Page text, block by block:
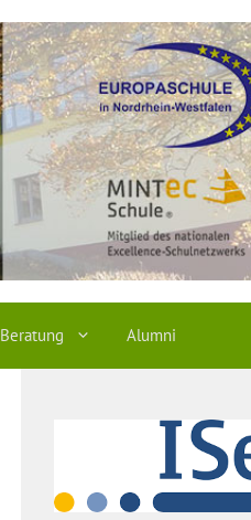
Beratung Alumni